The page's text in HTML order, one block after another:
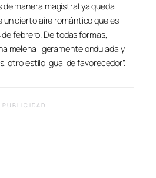
manera magistral ya queda
cierto aire romántico que es
febrero. De todas formas,
melena ligeramente ondulada y
otro estilo igual de favorecedor”.
PUBLICIDAD